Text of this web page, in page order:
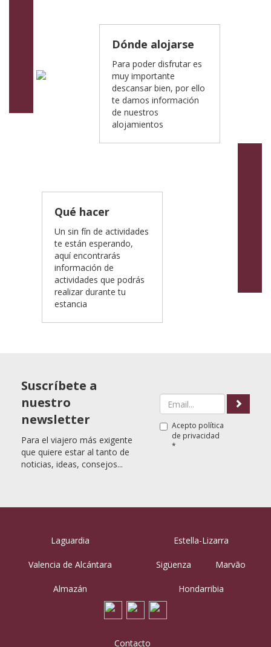
Dónde alojarse
Para poder disfrutar es
muy importante
descansar bien, por ello
te damos información
de nuestros
alojamientos
Qué hacer
Un sin fín de actividades
te están esperando,
aquí encontrarás
información de
actividades que podrás
realizar durante tu
estancia
Suscríbete a
nuestro
newsletter
Para el viajero más exigente
que quiere estar al tanto de
noticias, ideas, consejos...
Acepto política
de privacidad
*
Laguardia
Valencia de Alcántara
Almazán
Estella-Lizarra
Sigüenza Marvão
Hondarribia
Contacto